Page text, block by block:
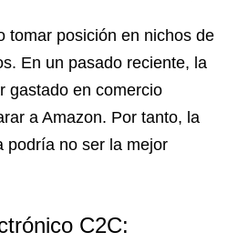
tomar posición en nichos de
En un pasado reciente, la
gastado en comercio
a Amazon. Por tanto, la
podría no ser la mejor
C2C: